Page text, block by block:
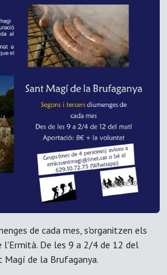
de cada mes, s'organitzen els
l'Ermità. De les 9 a 2/4 de 12 del
de la Brufaganya.